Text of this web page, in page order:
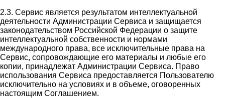
2.3. Сервис является результатом интеллектуальной
деятельности Администрации Сервиса и защищается
законодательством Российской Федерации о защите
интеллектуальной собственности и нормами
международного права, все исключительные права на
Сервис, сопровождающие его материалы и любые его
копии, принадлежат Администрации Сервиса. Право
использования Сервиса предоставляется Пользователю
исключительно на условиях и в объеме, оговоренных
настоящим Соглашением.